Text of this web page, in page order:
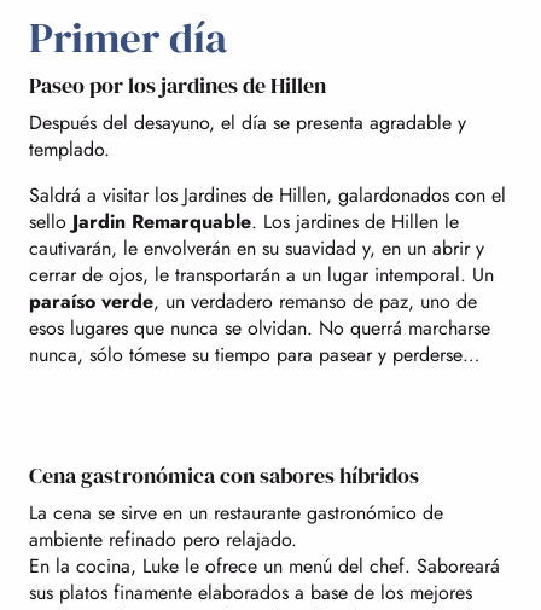
Primer día
Paseo por los jardines de Hillen
Después del desayuno, el día se presenta agradable y
templado.
Saldrá a visitar los Jardines de Hillen, galardonados con el
sello Jardin Remarquable. Los jardines de Hillen le
cautivarán, le envolverán en su suavidad y, en un abrir y
cerrar de ojos, le transportarán a un lugar intemporal. Un
paraíso verde, un verdadero remanso de paz, uno de
esos lugares que nunca se olvidan. No querrá marcharse
nunca, sólo tómese su tiempo para pasear y perderse…
Cena gastronómica con sabores híbridos
La cena se sirve en un restaurante gastronómico de
ambiente refinado pero relajado.
En la cocina, Luke le ofrece un menú del chef. Saboreará
sus platos finamente elaborados a base de los mejores